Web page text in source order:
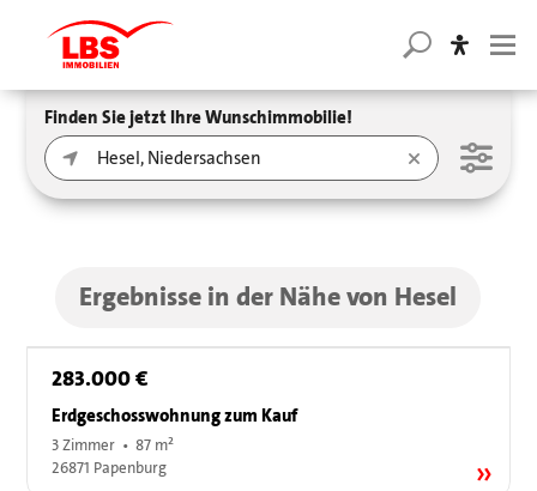
Finden Sie jetzt Ihre Wunschimmobilie!
Ergebnisse in der Nähe von Hesel
283.000 €
Erdgeschosswohnung zum Kauf
3 Zimmer • 87 m²
26871 Papenburg